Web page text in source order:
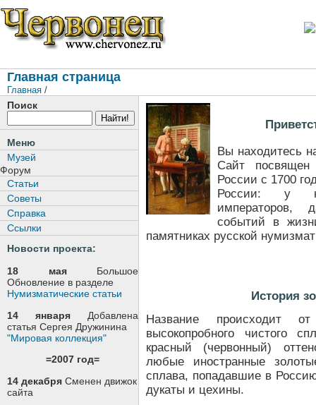
Главная страница
Главная /
Поиск
Меню
Музей
Форум
Статьи
Советы
Справка
Ссылки
Новости проекта:
18 маяБольшое
Обновление в разделе
Нумизматические статьи
14 января Добавлена
статья Сергея Дружинина
"Мировая коллекция"
=2007 год=
14 декабря Сменен движок
сайта
Вы находитесь
Сайт
России с 1700
России: у
императоров,
событий в
памятниках русской
История
Название происходит
высокопробного чистого
красный (червонный)
любые иностранные
сплава, попадавшие в
дукаты и цехины.